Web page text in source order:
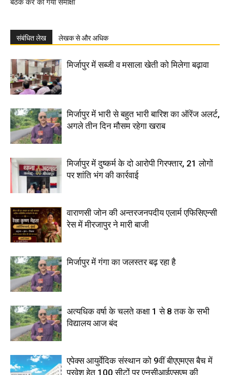
बैठक कर की गयी समीक्षा
संबंधित लेख लेखक से और अधिक
मिर्जापुर में सब्जी व मसाला खेती को मिलेगा बढ़ावा
मिर्जापुर में भारी से बहुत भारी बारिश का ऑरेंज अलर्ट,
अगले तीन दिन मौसम रहेगा खराब
मिर्जापुर में दुष्कर्म के दो आरोपी गिरफ्तार, 21 लोगों
पर शांति भंग की कार्रवाई
वाराणसी जोन की अन्तरजनपदीय एलार्म एफिसिएन्सी
रेस में मीरजापुर ने मारी बाजी
मिर्जापुर में गंगा का जलस्तर बढ़ रहा है
अत्यधिक वर्षा के चलते कक्षा 1 से 8 तक के सभी
विद्यालय आज बंद
एपेक्स आयुर्वेदिक संस्थान को 9वीं बीएएमएस बैच में
प्रवेश हेतु 100 सीटों पर एनसीआईएसएम की